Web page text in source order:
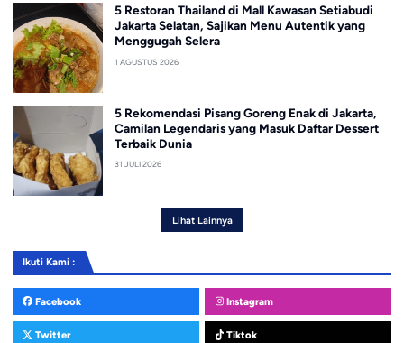
5 Restoran Thailand di Mall Kawasan Setiabudi
Jakarta Selatan, Sajikan Menu Autentik yang
Menggugah Selera
1 AGUSTUS 2026
5 Rekomendasi Pisang Goreng Enak di Jakarta,
Camilan Legendaris yang Masuk Daftar Dessert
Terbaik Dunia
31 JULI 2026
Lihat Lainnya
Ikuti Kami :
Facebook Instagram
Twitter Tiktok